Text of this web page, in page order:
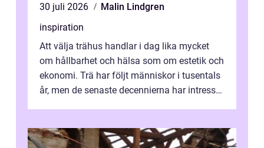
30 juli 2026
Malin Lindgren
inspiration
Att välja trähus handlar i dag lika mycket
om hållbarhet och hälsa som om estetik och
ekonomi. Trä har följt människor i tusentals
år, men de senaste decennierna har intresset